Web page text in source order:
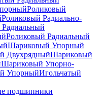
Роликовый
Роликовый Радиально-
Роликовый Радиальный
Шариковый Упорный
ДвухрядныйШариковый
Шариковый Упорно-
УпорныйИгольчатый
подшипники